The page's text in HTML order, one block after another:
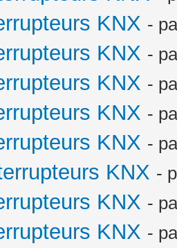
KNX -
KNX -
KNX -
KNX -
KNX -
KNX -
KNX -
KNX -